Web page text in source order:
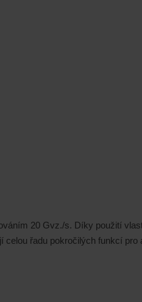
20 Gvz./s. Díky použití
řadu pokročilých funkcí pro